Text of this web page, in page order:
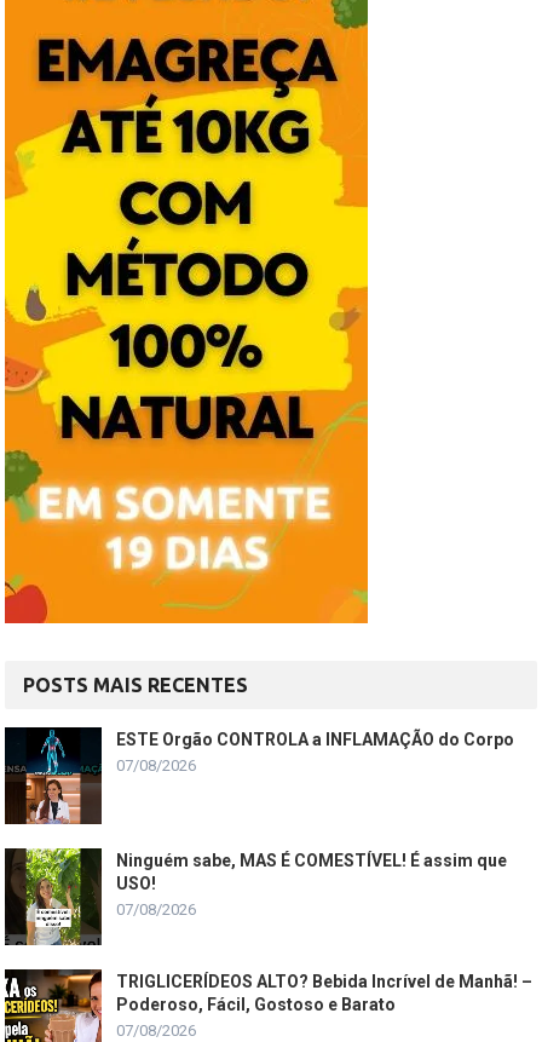
POSTS MAIS RECENTES
ESTE Orgão CONTROLA a INFLAMAÇÃO do Corpo
07/08/2026
Ninguém sabe, MAS É COMESTÍVEL! É assim que
USO!
07/08/2026
TRIGLICERÍDEOS ALTO? Bebida Incrível de Manhã! –
Poderoso, Fácil, Gostoso e Barato
07/08/2026